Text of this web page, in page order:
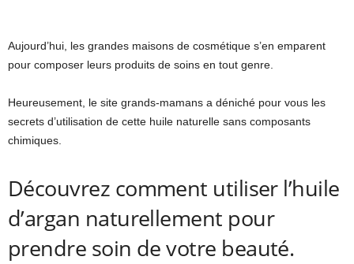
Aujourd’hui, les grandes maisons de cosmétique s’en emparent
pour composer leurs produits de soins en tout genre.
Heureusement, le site grands-mamans a déniché pour vous les
secrets d’utilisation de cette huile naturelle sans composants
chimiques.
Découvrez comment utiliser l’huile
d’argan naturellement pour
prendre soin de votre beauté.